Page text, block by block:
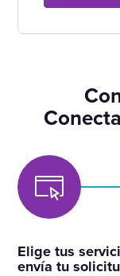
Elige tus
envía tu